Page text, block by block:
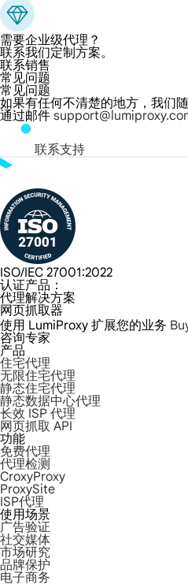
需要企业级代理？
联系我们定制方案。
联系销售
常见问题
常见问题
如果有任何不清楚的地方，我们
通过邮件
联系支持
ISO/IEC 27001:2022
认证产品：
代理解决方案
网页抓取器
使用 LumiProxy 扩展您的业务
咨询专家
产品
住宅代理
无限住宅代理
静态住宅代理
静态数据中心代理
长效 ISP 代理
网页抓取 API
功能
免费代理
代理检测
CroxyProxy
ProxySite
ISP代理
使用场景
广告验证
社交媒体
市场研究
品牌保护
电子商务